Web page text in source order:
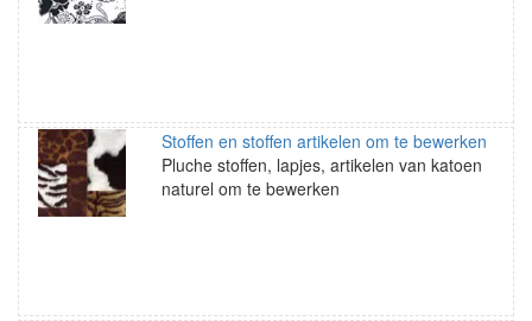
Stoffen en stoffen artikelen om te bewerken
Pluche stoffen, lapjes, artikelen van katoen
naturel om te bewerken